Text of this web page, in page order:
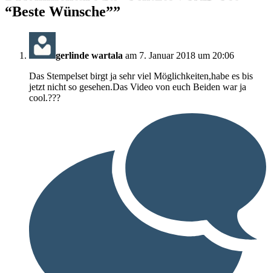
“Beste Wünsche””
gerlinde wartala am 7. Januar 2018 um 20:06
Das Stempelset birgt ja sehr viel Möglichkeiten,habe es bis
jetzt nicht so gesehen.Das Video von euch Beiden war ja
cool.???